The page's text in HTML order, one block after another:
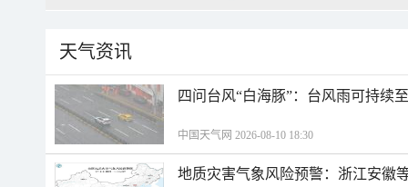
天气资讯
四问台风“白海豚”：台风雨可持续
中国天气网 2026-08-10 18:30
地质灾害气象风险预警：浙江安徽